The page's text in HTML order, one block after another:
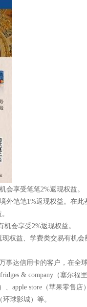
会享受笔笔2%返现权益。
笔笔1%返现权益。在
会享受2%返现权益。
权益、学费类交易有机会
达信用卡的客户，在全
& company（塞尔福
、apple store（苹果零售
球影城）等。